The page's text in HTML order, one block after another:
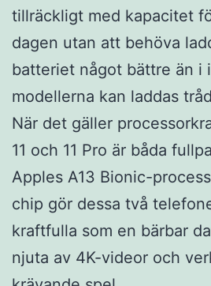
tillräckligt med kapacitet
dagen utan att behöva
batteriet något bättre än i
modellerna kan laddas
När det gäller
11 och 11 Pro är båda
Apples A13 Bionic-
chip gör dessa två
kraftfulla som en bärbar
njuta av 4K-videor och